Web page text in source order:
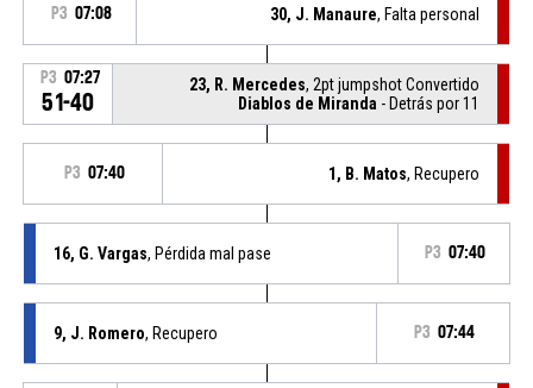
P3 07:08 30, J. Manaure, Falta personal
P3 07:27
51-40
23, R. Mercedes, 2pt jumpshot Convertido
Diablos de Miranda - Detrás por 11
P3 07:40 1, B. Matos, Recupero
16, G. Vargas, Pérdida mal pase P3 07:40
9, J. Romero, Recupero P3 07:44